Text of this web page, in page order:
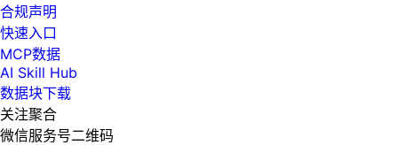
合规声明
快速入口
MCP数据
AI Skill Hub
数据块下载
关注聚合
微信服务号二维码